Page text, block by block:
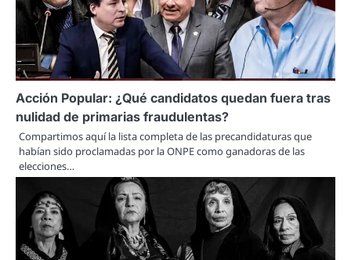
Acción Popular: ¿Qué candidatos quedan fuera tras
nulidad de primarias fraudulentas?
Compartimos aquí la lista completa de las precandidaturas que
habían sido proclamadas por la ONPE como ganadoras de las
elecciones…